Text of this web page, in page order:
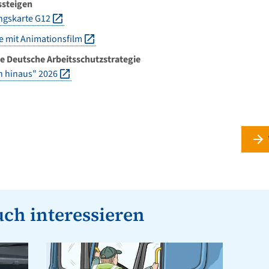
G12
mit Animationsfilm
Deutsche Arbeitsschutzstrategie
hinaus" 2026
interessieren